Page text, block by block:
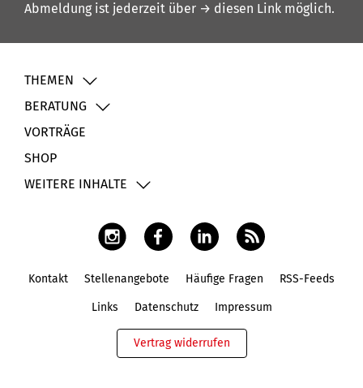
Abmeldung ist jederzeit über → diesen Link möglich.
THEMEN
BERATUNG
VORTRÄGE
SHOP
WEITERE INHALTE
Kontakt Stellenangebote Häufige Fragen RSS-Feeds
Links Datenschutz Impressum
Vertrag widerrufen